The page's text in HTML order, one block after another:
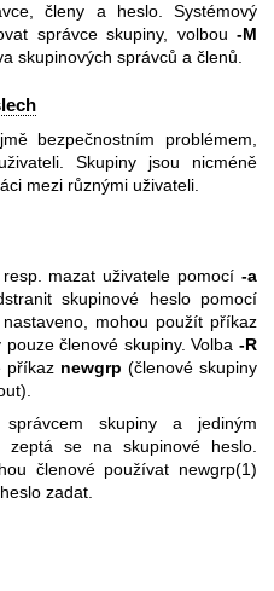
členy a heslo. Systémový
správce skupiny, volbou -M
skupinových správců a členů.
bezpečnostním problémem,
Skupiny jsou nicméně
mezi různými uživateli.
mazat uživatele pomocí -a
skupinové heslo pomocí
mohou použít příkaz
členové skupiny. Volba -R
příkaz newgrp (členové skupiny
skupiny a jediným
zeptá se na skupinové heslo.
členové používat newgrp(1)
zadat.